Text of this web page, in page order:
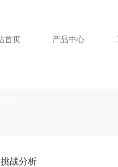
首页 产品中心
战分析